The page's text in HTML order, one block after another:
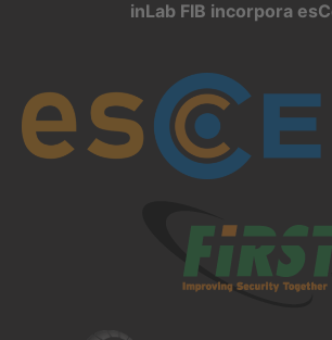
inLab FIB incorpora